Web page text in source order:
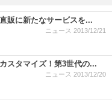
販に新たなサービスを...
ニュース 2013/12/21
スタマイズ！第3世代の...
ニュース 2013/12/20